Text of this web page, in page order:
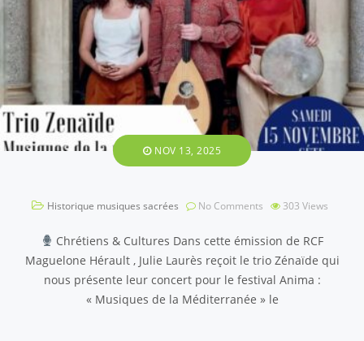
NOV 13, 2025
Historique musiques sacrées No Comments 303 Views
Chrétiens & Cultures Dans cette émission de RCF
Maguelone Hérault , Julie Laurès reçoit le trio Zénaïde qui
nous présente leur concert pour le festival Anima :
« Musiques de la Méditerranée » le